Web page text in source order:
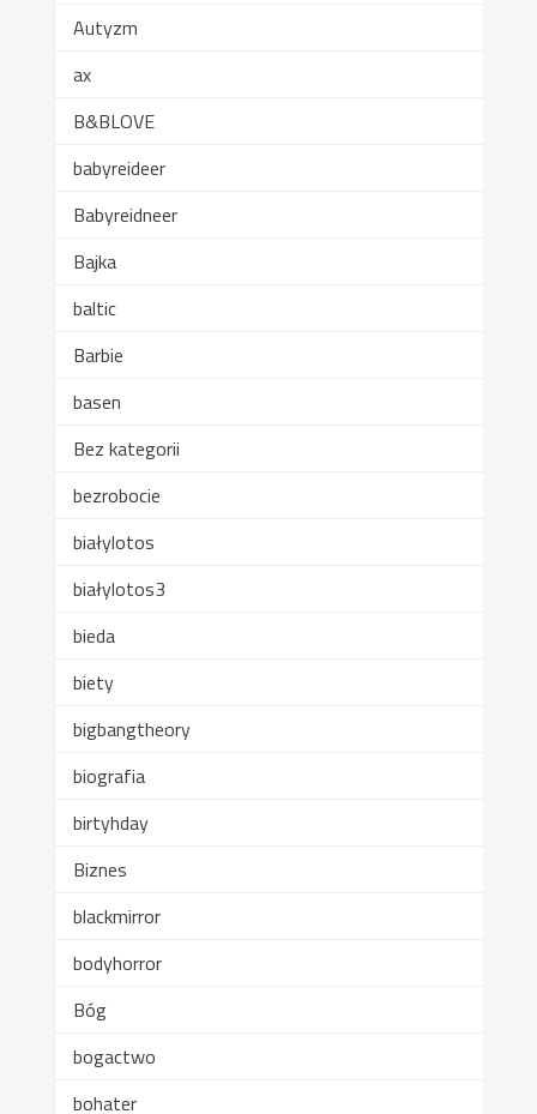
Autyzm
ax
B&BLOVE
babyreideer
Babyreidneer
Bajka
baltic
Barbie
basen
Bez kategorii
bezrobocie
białylotos
białylotos3
bieda
biety
bigbangtheory
biografia
birtyhday
Biznes
blackmirror
bodyhorror
Bóg
bogactwo
bohater